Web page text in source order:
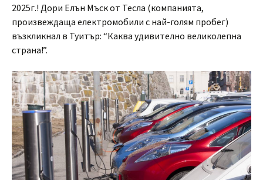
2025г.! Дори Елън Мъск от Тесла (компанията,
произвеждаща електромобили с най-голям пробег)
възкликнал в Туитър: “Каква удивително великолепна
страна!”.